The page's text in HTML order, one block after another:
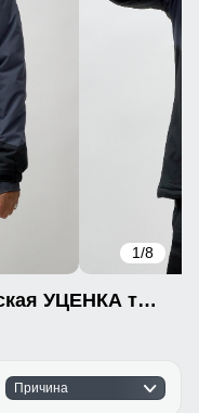
1/8
Горнолыжная куртка мужская УЦЕНКА темно-серого цвета 0913TC
Причина